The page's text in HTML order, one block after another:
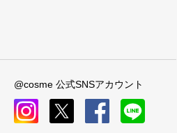
@cosme 公式SNSアカウント